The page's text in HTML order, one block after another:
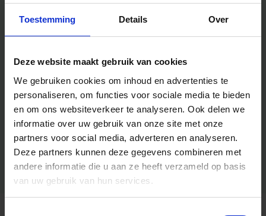
Toestemming Details Over
Deze website maakt gebruik van cookies
We gebruiken cookies om inhoud en advertenties te
personaliseren, om functies voor sociale media te bieden
en om ons websiteverkeer te analyseren. Ook delen we
informatie over uw gebruik van onze site met onze
partners voor social media, adverteren en analyseren.
Deze partners kunnen deze gegevens combineren met
andere informatie die u aan ze heeft verzameld op basis
van uw gebruik van hun services.